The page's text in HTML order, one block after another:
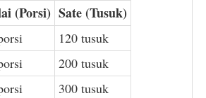
(Porsi) Sate (Tusuk)
120 tusuk
200 tusuk
300 tusuk